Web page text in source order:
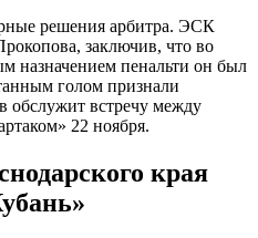
решения арбитра. ЭСК
заключив, что во
назначением пенальти он был
голом признали
обслужит встречу между
22 ноября.
края